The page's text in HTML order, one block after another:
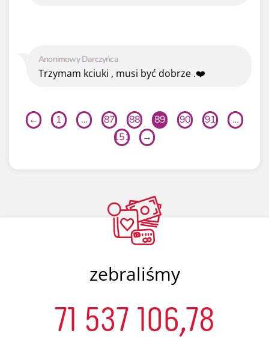
Anonimowy Darczyńca
Trzymam kciuki , musi być dobrze .❤️
← 1 … 87 88 89 90 91
…
151
→
zebraliśmy
71 537 106,78